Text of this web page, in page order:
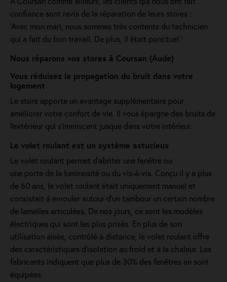
confiance sont ravis de la réparation de leurs stores :
'Avec mon mari, nous sommes très contents du technicien
qui a fait du bon travail. De plus, il était ponctuel.'
Nous réparons vos stores à Coursan (Aude)
Vous réduisez la propagation du bruit dans votre
logement
Le store apporte un avantage supplémentaire pour
améliorer votre confort de vie. Il vous épargne des bruits de
l'extérieur qui s'immiscent jusque dans votre intérieur.
Le volet roulant est un système astucieux
Le volet roulant permet d'abriter une fenêtre ou
une porte de la luminosité ou du vis-à-vis. Conçu il y a plus
de 60 ans, le volet roulant était uniquement manuel et
consistait à enrouler autour d'un tambour un certain nombre
de lamelles articulées. De nos jours, ce sont les modèles
électriques qui sont les plus prisés. En plus de son
utilisation aisée, contrôlé à distance, le volet roulant offre
des caractéristiques d'isolation au froid et à la chaleur. Les
fabricants indiquent que plus de 30% des fenêtres en sont
équipées.